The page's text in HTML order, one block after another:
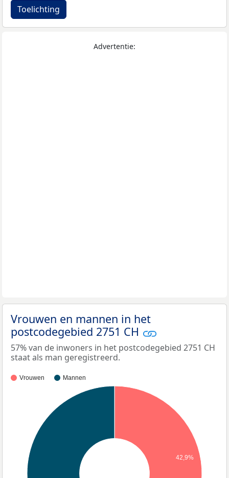
Toelichting
Advertentie:
Vrouwen en mannen in het
postcodegebied 2751 CH
57% van de inwoners in het postcodegebied 2751 CH
staat als man geregistreerd.
Vrouwen Mannen
42,9%